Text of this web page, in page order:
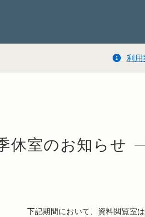
利用
休室のお知らせ
下記期間において、資料閲覧室